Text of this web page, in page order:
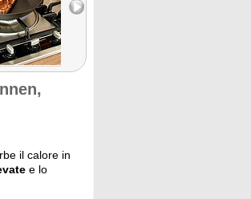
il calore in
e lo